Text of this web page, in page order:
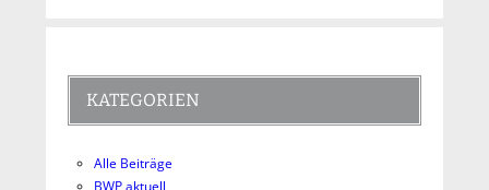
KATEGORIEN
Alle Beiträge